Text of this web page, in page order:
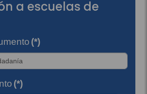
a escuelas de
(*)
(*)